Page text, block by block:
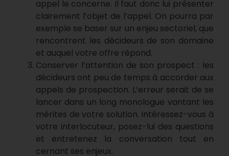
appel le concerne. Il faut donc lui présenter
clairement l’objet de l’appel. On pourra par
exemple se baser sur un enjeu sectoriel, que
rencontrent les décideurs de son domaine
et auquel votre offre répond.
Conserver l’attention de son prospect : les
décideurs ont peu de temps à accorder aux
appels de prospection. L’erreur serait de se
lancer dans un long monologue vantant les
mérites de votre solution. Intéressez-vous à
votre interlocuteur, posez-lui des questions
et entretenez la conversation tout en
cernant ses enjeux.